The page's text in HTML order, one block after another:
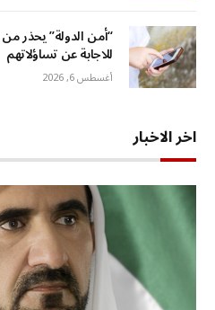
“أمن الدولة” يحذر من
للاجابة عن تساؤلاتهم
أغسطس 6, 2026
اخر الاخبار